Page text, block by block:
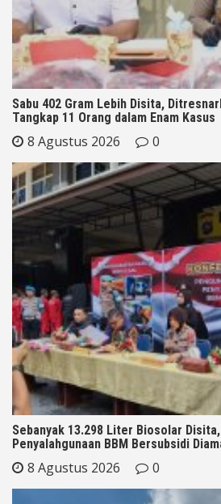
Sabu 402 Gram Lebih Disita,
Tangkap 11 Orang dalam Enam Kasus
8 Agustus 2026 0
Sebanyak 13.298 Liter Biosolar
Penyalahgunaan BBM Bersubsidi
8 Agustus 2026 0